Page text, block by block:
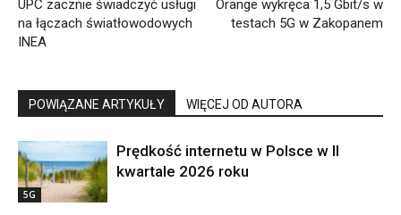
UPC zacznie świadczyć usługi
na łączach światłowodowych
INEA
Orange wykręca 1,5 Gbit/s w
testach 5G w Zakopanem
POWIĄZANE ARTYKUŁY WIĘCEJ OD AUTORA
5G
Prędkość internetu w Polsce w II
kwartale 2026 roku